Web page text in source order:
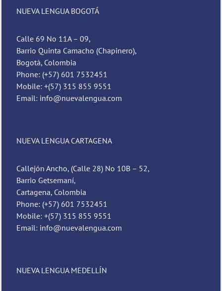
NUEVA LENGUA BOGOTÁ
Calle 69 No 11A – 09,
Barrio Quinta Camacho (Chapinero),
Bogotá, Colombia
Phone: (+57) 601 7532451
Mobile: +(57) 315 855 9551
Email: info@nuevalengua.com
NUEVA LENGUA CARTAGENA
Callejón Ancho, (Calle 28) No 10B – 52,
Barrio Getsemaní,
Cartagena, Colombia
Phone: (+57) 601 7532451
Mobile: +(57) 315 855 9551
Email: info@nuevalengua.com
NUEVA LENGUA MEDELLÍN